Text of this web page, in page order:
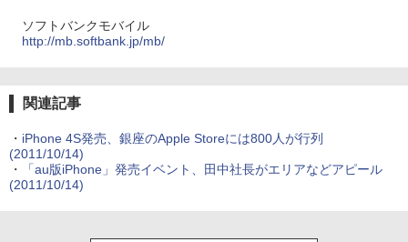
ソフトバンクモバイル
http://mb.softbank.jp/mb/
関連記事
・ iPhone 4S発売、銀座のApple Storeには800人が行列
(2011/10/14)
・
「au版iPhone」発売イベント、田中社長がエリアなどアピール
(2011/10/14)